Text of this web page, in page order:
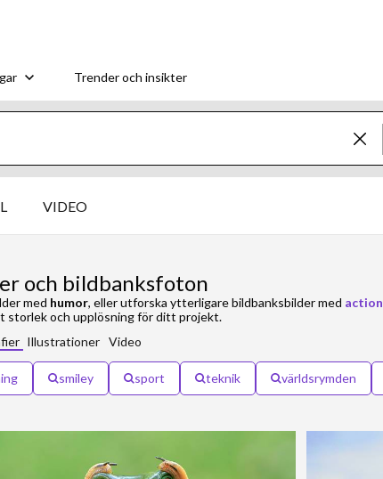
Trender och insikter
VIDEO
och bildbanksfoton
med humor, eller utforska ytterligare bildbanksbilder med action
och upplösning för ditt projekt.
Illustrationer Video
smiley sport teknik världsrymden